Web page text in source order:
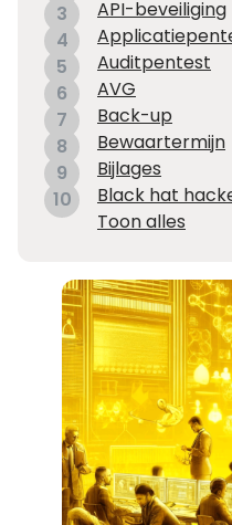
3
API-beveiliging
4
5
Auditpentest
6
AVG
7
Back-up
8
Bewaartermijn
9
Bijlages
10
Black hat
Toon alles